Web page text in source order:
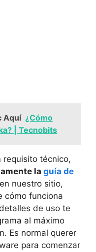
Aquí ¿Cómo
| Tecnobits
requisito técnico,
la guía de
nuestro sitio,
cómo funciona
de uso te
al máximo
Es normal querer
para comenzar